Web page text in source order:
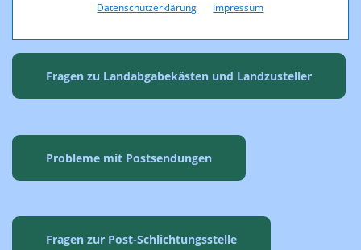
Datenschutzerklärung Impressum
Fragen zu Landabgabekästen und Landzusteller
Probleme mit Postsendungen
Fragen zur Post-Schlichtungsstelle